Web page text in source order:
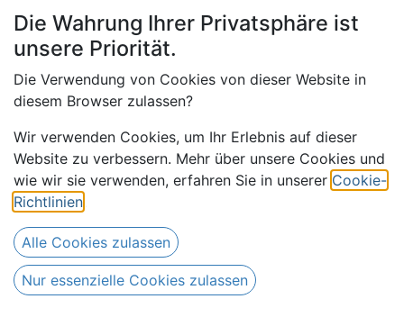
Bazin uni Color 319-rosa | D -
5 m (2 m + 3 m)
Drews Bazin
Die Wahrung Ihrer Privatsphäre ist
unsere Priorität.
Die Verwendung von Cookies von dieser Website in
diesem Browser zulassen?
Wir verwenden Cookies, um Ihr Erlebnis auf dieser
Website zu verbessern. Mehr über unsere Cookies und
wie wir sie verwenden, erfahren Sie in unserer Cookie-
Richtlinien
Alle Cookies zulassen
Nur essenzielle Cookies zulassen